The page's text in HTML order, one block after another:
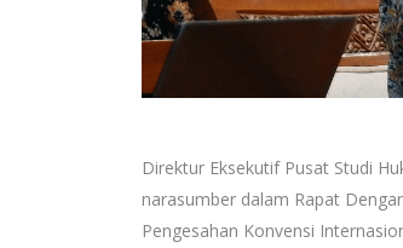
Direktur Eksekutif Pusat Studi
narasumber dalam Rapat
Pengesahan Konvensi